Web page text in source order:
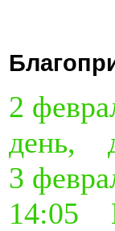
2
день,
3
14:05